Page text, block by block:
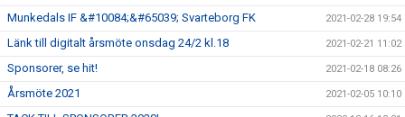
Munkedals IF &#10084;&#65039; Svarteborg FK 2021-02-28 19:54
Länk till digitalt årsmöte onsdag 24/2 kl.18 2021-02-21 11:02
Sponsorer, se hit! 2021-02-18 08:26
Årsmöte 2021 2021-02-05 10:10